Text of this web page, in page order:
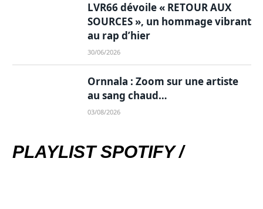
LVR66 dévoile « RETOUR AUX
SOURCES », un hommage vibrant
au rap d’hier
30/06/2026
Ornnala : Zoom sur une artiste
au sang chaud…
03/08/2026
PLAYLIST SPOTIFY /